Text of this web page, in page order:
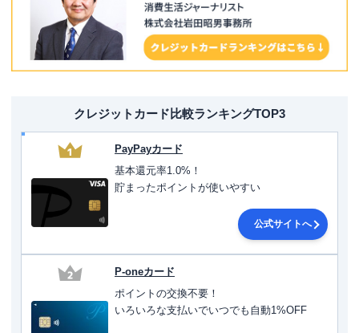
クレジットカード比較ランキングTOP3
PayPayカード
基本還元率1.0%！
貯まったポイントが使いやすい
公式サイトへ
P-oneカード
ポイントの交換不要！
いろいろな支払いでいつでも自動1%OFF